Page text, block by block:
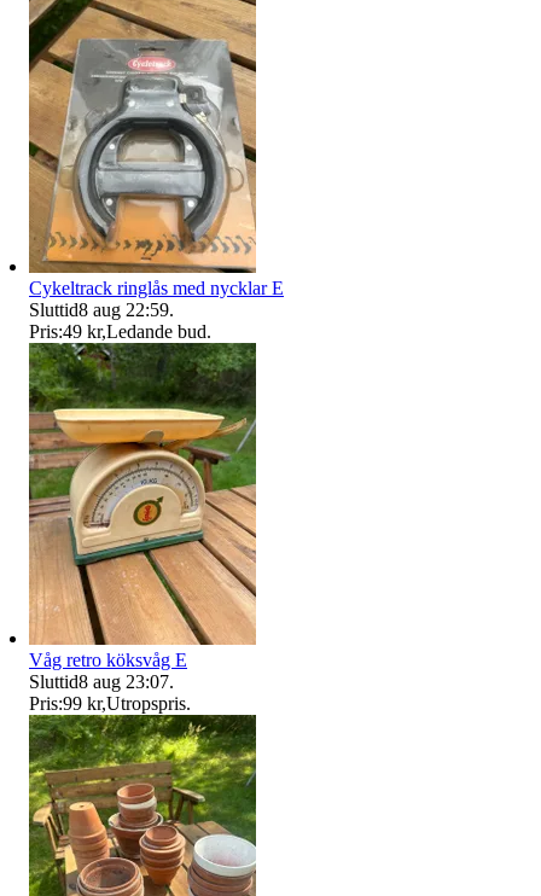
Cykeltrack ringlås med nycklar E
Sluttid8 aug 22:59.
Pris:49 kr,Ledande bud.
Våg retro köksvåg E
Sluttid8 aug 23:07.
Pris:99 kr,Utropspris.